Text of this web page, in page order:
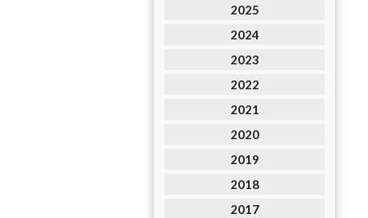
2025
2024
2023
2022
2021
2020
2019
2018
2017